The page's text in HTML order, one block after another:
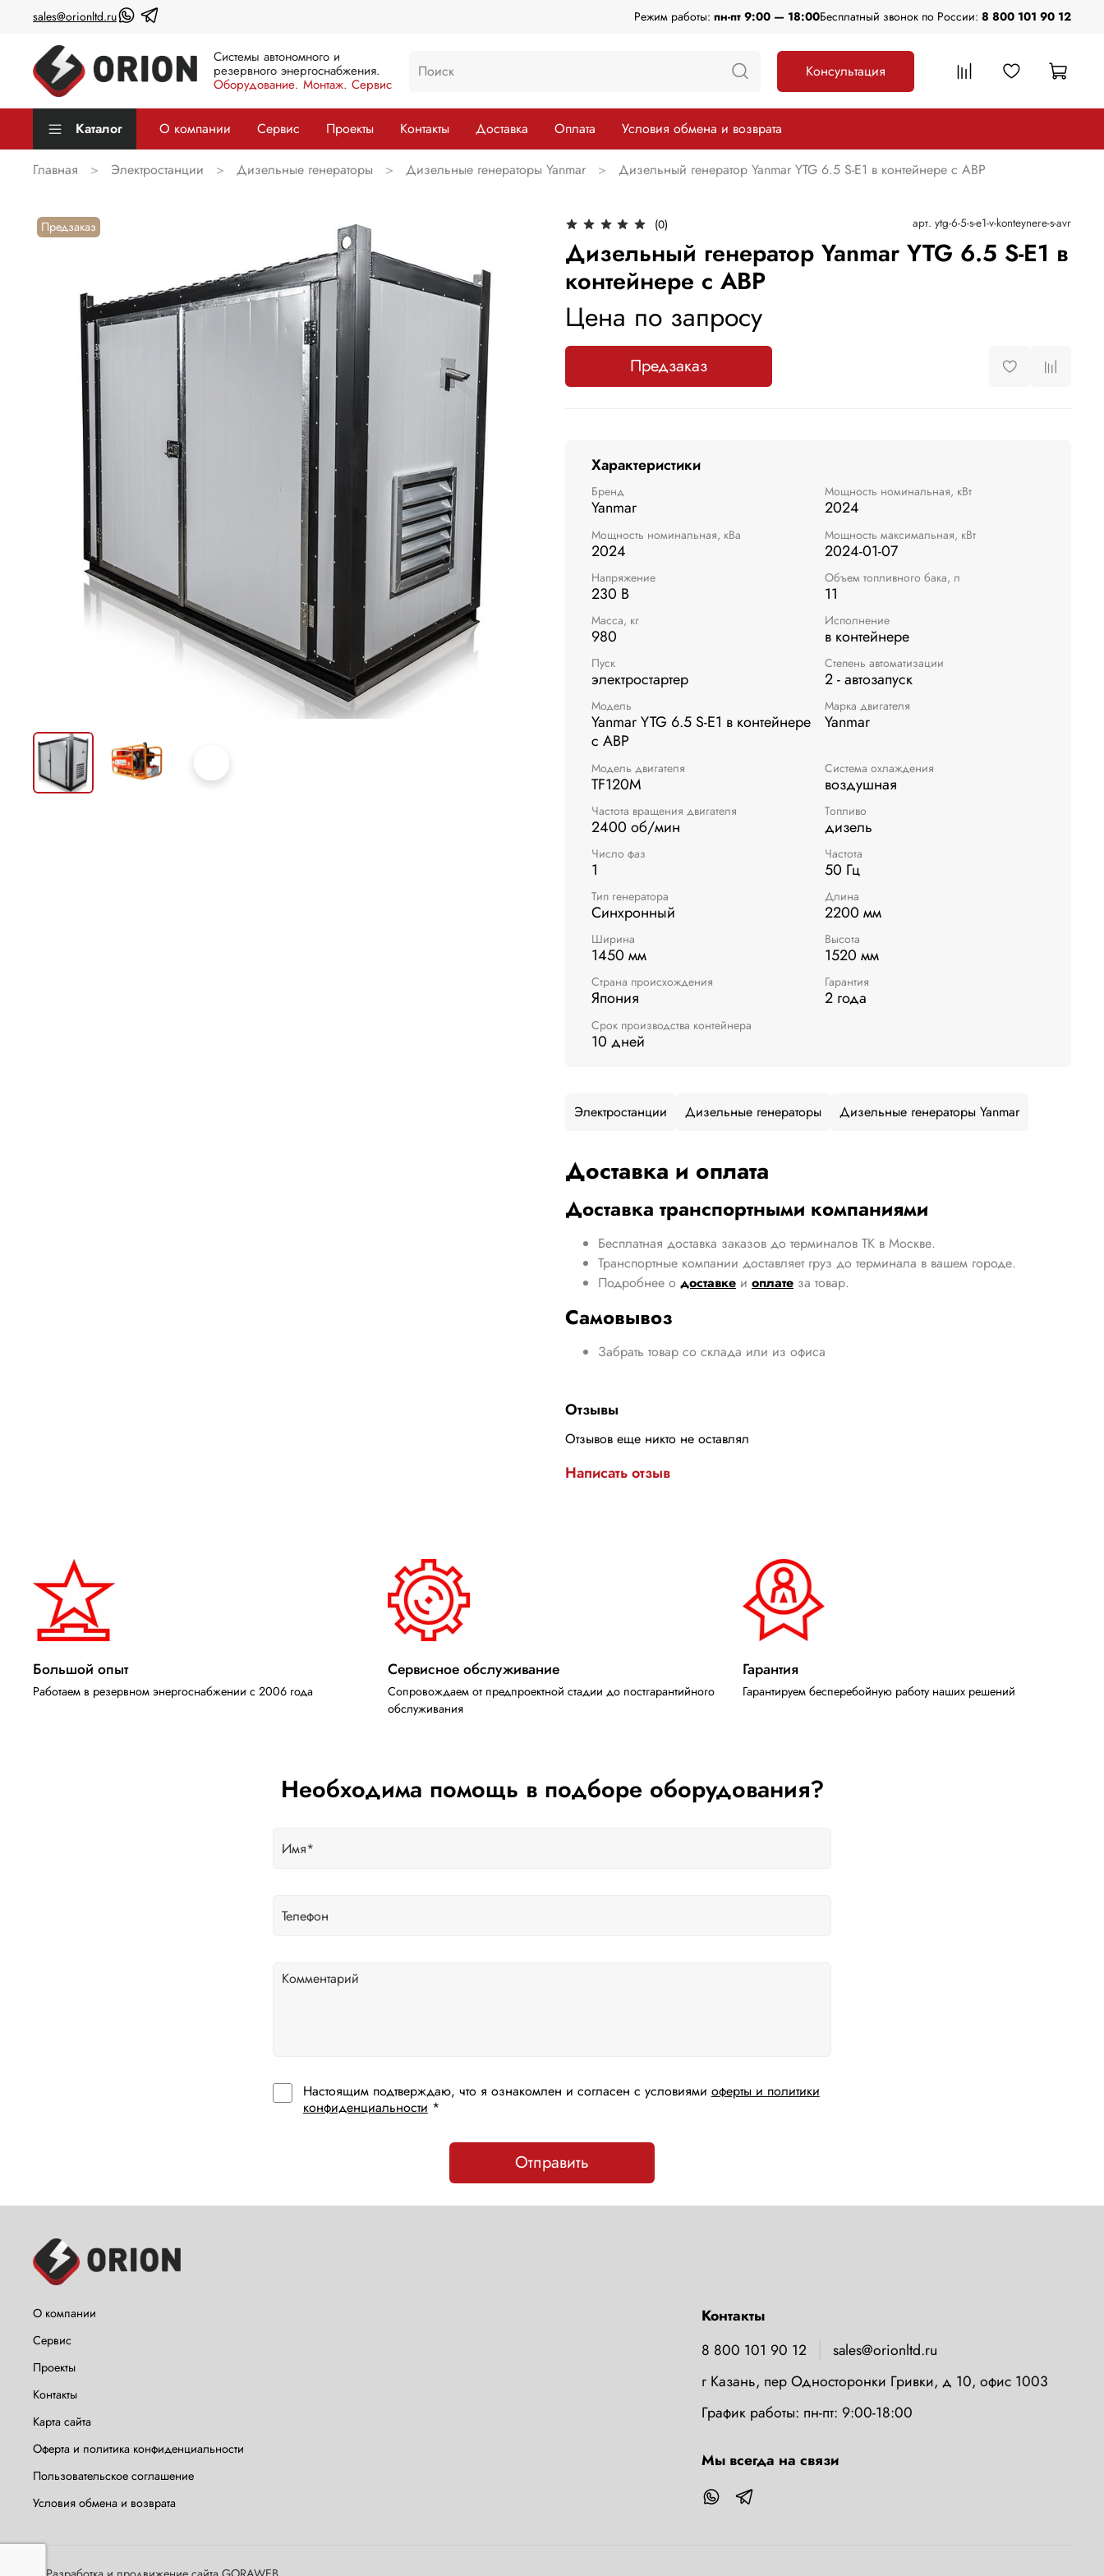
sales@orionltd.ru Режим работы: пн-пт 9:00 — 18:00Бесплатный звонок по России: 8 800 101 90 12
Системы автономного и
резервного энергоснабжения.
Оборудование. Монтаж. Сервис
Консультация
Каталог О компании Сервис Проекты Контакты Доставка Оплата Условия обмена и возврата
Главная Электростанции Дизельные генераторы Дизельные генераторы Yanmar Дизельный генератор Yanmar YTG 6.5 S-E1 в контейнере с АВР
Предзаказ (0) арт. ytg-6-5-s-e1-v-konteynere-s-avr
Дизельный генератор Yanmar YTG 6.5 S-E1 в
контейнере с АВР
Цена по запросу
Предзаказ
Характеристики
Бренд
Yanmar
Мощность номинальная, кВт
2024
Мощность номинальная, кВа
2024
Мощность максимальная, кВт
2024-01-07
Напряжение
230 В
Объем топливного бака, л
11
Масса, кг
980
Исполнение
в контейнере
Пуск
электростартер
Степень автоматизации
2 - автозапуск
Модель
Yanmar YTG 6.5 S-E1 в контейнере
с АВР
Марка двигателя
Yanmar
Модель двигателя
TF120M
Система охлаждения
воздушная
Частота вращения двигателя
2400 об/мин
Топливо
дизель
Число фаз
1
Частота
50 Гц
Тип генератора
Синхронный
Длина
2200 мм
Ширина
1450 мм
Высота
1520 мм
Страна происхождения
Япония
Гарантия
2 года
Срок производства контейнера
10 дней
Электростанции Дизельные генераторы Дизельные генераторы Yanmar
Доставка и оплата
Доставка транспортными компаниями
Бесплатная доставка заказов до терминалов ТК в Москве.
Транспортные компании доставляет груз до терминала в вашем городе.
Подробнее о доставке и оплате за товар.
Самовывоз
Забрать товар со склада или из офиса
Отзывы
Отзывов еще никто не оставлял
Написать отзыв
Большой опыт
Работаем в резервном энергоснабжении с 2006 года
Сервисное обслуживание
Сопровождаем от предпроектной стадии до постгарантийного
обслуживания
Гарантия
Гарантируем бесперебойную работу наших решений
Необходима помощь в подборе оборудования?
Настоящим подтверждаю, что я ознакомлен и согласен с условиями оферты и политики
конфиденциальности *
Отправить
О компании
Сервис
Проекты
Контакты
Карта сайта
Оферта и политика конфиденциальности
Пользовательское соглашение
Условия обмена и возврата
Контакты
8 800 101 90 12
sales@orionltd.ru
г Казань, пер Односторонки Гривки, д 10, офис 1003
График работы: пн-пт: 9:00-18:00
Мы всегда на связи